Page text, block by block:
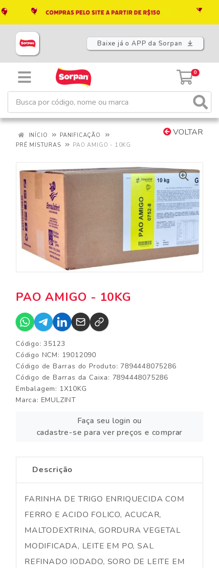
Baixe já o APP da Sorpan
0
VOLTAR
INÍCIO
PANIFICAÇÃO
PRÉ MISTURAS
PAO AMIGO - 10KG
PAO AMIGO - 10KG
Código: 35123
Código NCM: 19012090
Código de Barras do Produto: 7894448075286
Código de Barras da Caixa: 7894448075286
Embalagem: 1X10KG
Marca: EMULZINT
Faça seu login ou
cadastre-se para ver preços e comprar
Descrição
FARINHA DE TRIGO ENRIQUECIDA COM
FERRO E ACIDO FOLICO, ACUCAR,
MALTODEXTRINA, GORDURA VEGETAL
MODIFICADA, LEITE EM PO, SAL
REFINADO IODADO, SORO DE LEITE EM